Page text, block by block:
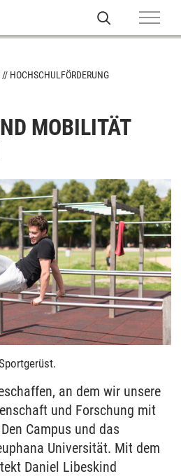
HOCHSCHULFÖRDERUNG
MOBILITÄT
an dem wir unsere
und Forschung mit
Campus und das
Universität. Mit dem
Daniel Libeskind